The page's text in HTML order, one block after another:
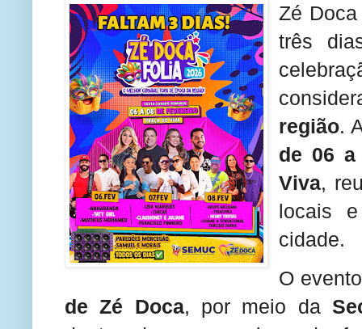
Zé
três
região.
de 06 a
Viva,
locais
cidade.
O
de Zé Doca, por meio da